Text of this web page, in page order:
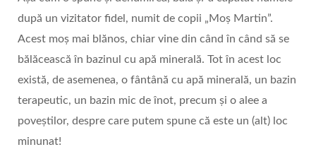
după un vizitator fidel, numit de copii „Moș Martin”.
Acest moș mai blănos, chiar vine din când în când să se
bălăcească în bazinul cu apă minerală. Tot în acest loc
există, de asemenea, o fântână cu apă minerală, un bazin
terapeutic, un bazin mic de înot, precum și o alee a
poveștilor, despre care putem spune că este un (alt) loc
minunat!